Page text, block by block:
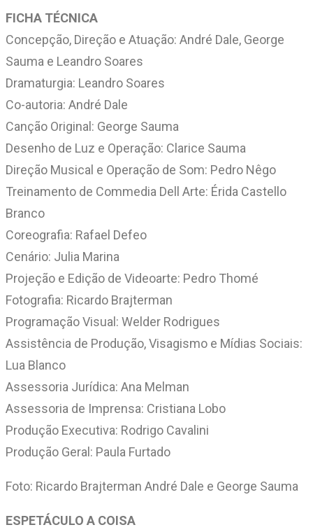
FICHA TÉCNICA
Concepção, Direção e Atuação: André Dale, George
Sauma e Leandro Soares
Dramaturgia: Leandro Soares
Co-autoria: André Dale
Canção Original: George Sauma
Desenho de Luz e Operação: Clarice Sauma
Direção Musical e Operação de Som: Pedro Nêgo
Treinamento de Commedia Dell Arte: Érida Castello
Branco
Coreografia: Rafael Defeo
Cenário: Julia Marina
Projeção e Edição de Videoarte: Pedro Thomé
Fotografia: Ricardo Brajterman
Programação Visual: Welder Rodrigues
Assistência de Produção, Visagismo e Mídias Sociais:
Lua Blanco
Assessoria Jurídica: Ana Melman
Assessoria de Imprensa: Cristiana Lobo
Produção Executiva: Rodrigo Cavalini
Produção Geral: Paula Furtado
Foto: Ricardo Brajterman André Dale e George Sauma
ESPETÁCULO A COISA